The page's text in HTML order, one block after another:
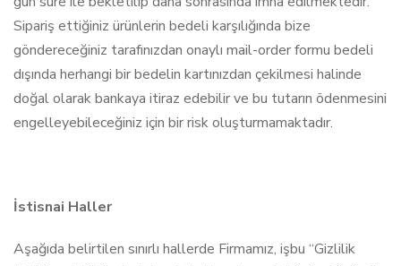
Sipariş ettiğiniz ürünlerin bedeli karşılığında bize
göndereceğiniz tarafınızdan onaylı mail-order formu bedeli
dışında herhangi bir bedelin kartınızdan çekilmesi halinde
doğal olarak bankaya itiraz edebilir ve bu tutarın ödenmesini
engelleyebileceğiniz için bir risk oluşturmamaktadır.
İstisnai Haller
Aşağıda belirtilen sınırlı hallerde Firmamız, işbu “Gizlilik